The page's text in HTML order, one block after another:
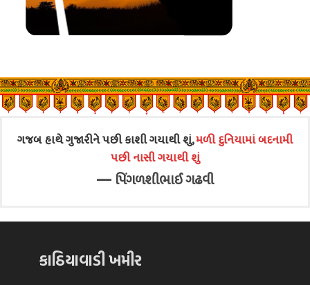
ગજબ હાથે ગુજારીને પછી કાશી ગયાથી શું,મળી દુનિયામાં બદનામી
પછી નાસી ગયાથી શું
— પિંગળશીભાઈ ગઢવી
કાઠિયાવાડી ખમીર